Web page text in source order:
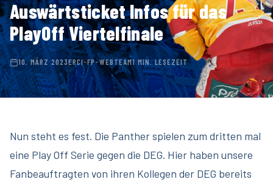
Auswärtsticket Infos für das
PlayOff Viertelfinale
10. MÄRZ 2023ERCI-FP-WEBTEAM1 MIN. LESEZEIT
Nun steht es fest. Die Panther spielen zum dritten mal
eine Play Off Serie gegen die DEG. Hier haben unsere
Fanbeauftragten von ihren Kollegen der DEG bereits